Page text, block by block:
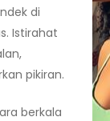
di
Istirahat
pikiran.
berkala